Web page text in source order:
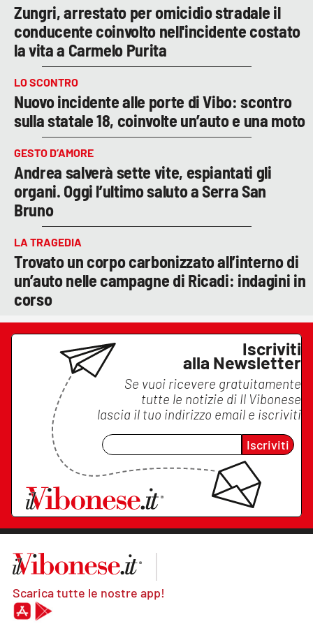
Zungri, arrestato per omicidio stradale il
conducente coinvolto nell'incidente costato
la vita a Carmelo Purita
LO SCONTRO
Nuovo incidente alle porte di Vibo: scontro
sulla statale 18, coinvolte un’auto e una moto
GESTO D’AMORE
Andrea salverà sette vite, espiantati gli
organi. Oggi l’ultimo saluto a Serra San
Bruno
LA TRAGEDIA
Trovato un corpo carbonizzato all’interno di
un’auto nelle campagne di Ricadi: indagini in
corso
Iscriviti
alla Newsletter
Se vuoi ricevere gratuitamente
tutte le notizie di Il Vibonese
lascia il tuo indirizzo email e iscriviti
Iscriviti
Scarica tutte le nostre app!